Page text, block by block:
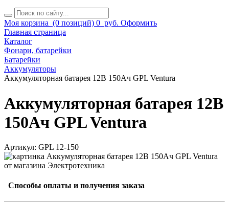
Моя корзина (0 позиций) 0 руб. Оформить
Главная страница
Каталог
Фонари, батарейки
Батарейки
Аккумуляторы
Аккумуляторная батарея 12В 150Ач GPL Ventura
Аккумуляторная батарея 12В
150Ач GPL Ventura
Артикул: GPL 12-150
Способы оплаты и получения заказа